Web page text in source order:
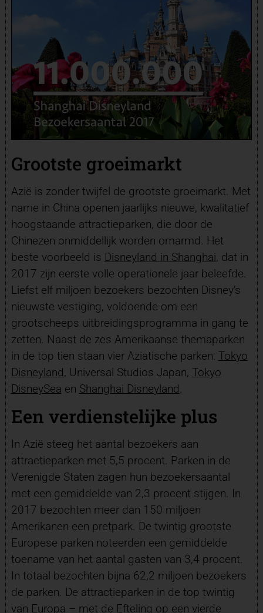
Grootste groeimarkt
Azië is zonder twijfel de grootste groeimarkt. Met
name in China openen jaarlijks nieuwe, kwalitatief
hoogstaande attractieparken, die door de
Chinezen onmiddellijk worden omarmd. Het
beste voorbeeld is Disneyland in Shanghai, dat in
2017 zijn eerste volle operationele jaar beleefde.
Liefst elf miljoen bezoekers bezochten Disney’s
nieuwste vestiging, voldoende om een
grootscheeps uitbreidingsprogramma in gang te
zetten. Naast de zes Amerikaanse themaparken
in de top tien staan vier Aziatische parken: Tokyo
Disneyland, Universal Studios Japan, Tokyo
DisneySea en Shanghai Disneyland.
Een verdienstelijke plus
In Azië steeg het aantal bezoekers aan
attractieparken met 5,5 procent. Parken in de
Verenigde Staten zagen hun bezoekersaantal
met een gemiddelde van 2,3 procent stijgen. In
2017 bezochten meer dan 150 miljoen
Amerikanen een pretpark. De twintig grootste
Europese parken noteerden een gemiddelde
toename van het aantal gasten van 3,4 procent.
In totaal bezochten bijna 62,2 miljoen bezoekers
de parken. De attractieparken in de top twintig
van Europa – met de Efteling op een vierde